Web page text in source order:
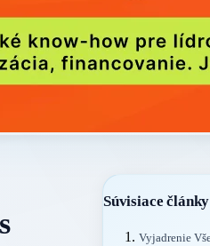
Súvisiace články
Vyjadrenie